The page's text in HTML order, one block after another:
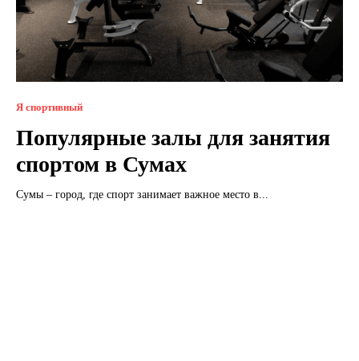
Я спортивный
Популярные залы для занятия
спортом в Сумах
Сумы – город, где спорт занимает важное место в...